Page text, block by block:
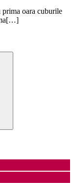
prima oara cuburile